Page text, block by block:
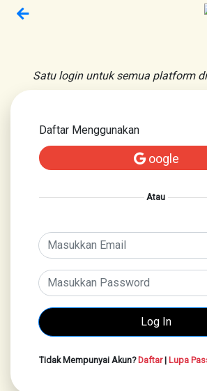
Satu login untuk semua platform
Daftar Menggunakan
oogle
Atau
Tidak Mempunyai Akun?Daftar| Lupa